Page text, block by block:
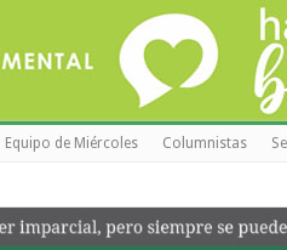
Equipo de Miércoles Columnistas